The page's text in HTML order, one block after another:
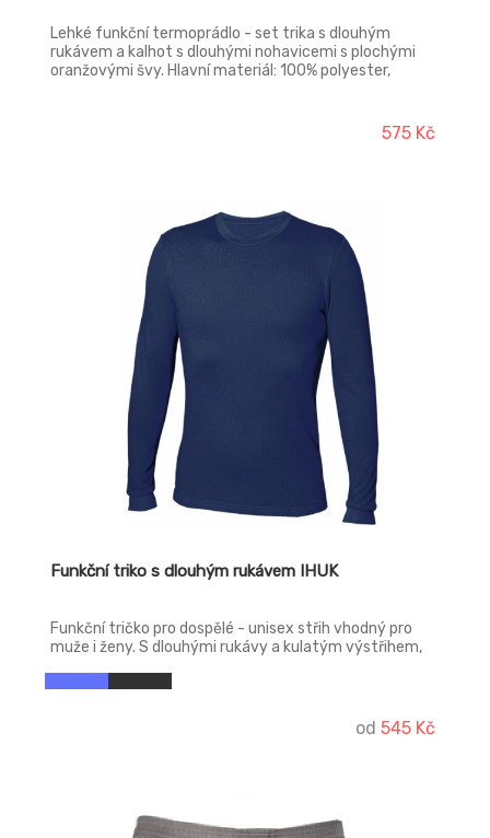
Lehké funkční termoprádlo - set trika s dlouhým
rukávem a kalhot s dlouhými nohavicemi s plochými
oranžovými švy. Hlavní materiál: 100% polyester,
575 Kč
Funkční triko s dlouhým rukávem IHUK
Funkční tričko pro dospělé - unisex střih vhodný pro
muže i ženy. S dlouhými rukávy a kulatým výstřihem,
chladnějším období. Polypropylenová klička, přiléhající k
pokožce, výborně odvádí pot do bavlněné vrstvy, odkud
od 545 Kč